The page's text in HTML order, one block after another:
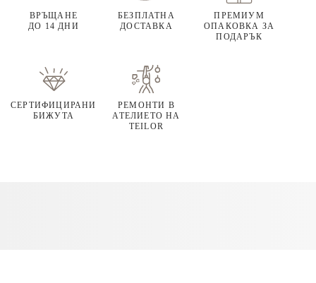
ВРЪЩАНЕ
ДО 14 ДНИ
БЕЗПЛАТНА
ДОСТАВКА
ПРЕМИУМ
ОПАКОВКА ЗА
ПОДАРЪК
СЕРТИФИЦИРАНИ
БИЖУТА
РЕМОНТИ В
АТЕЛИЕТО НА
TEILOR